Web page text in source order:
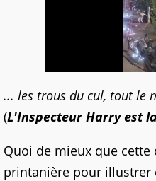
... les trous du cul, tout le
(L'Inspecteur Harry est
Quoi de mieux que
printanière pour illustrer